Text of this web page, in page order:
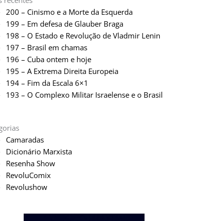
200 – Cinismo e a Morte da Esquerda
199 – Em defesa de Glauber Braga
198 – O Estado e Revolução de Vladmir Lenin
197 – Brasil em chamas
196 – Cuba ontem e hoje
195 – A Extrema Direita Europeia
194 – Fim da Escala 6×1
193 – O Complexo Militar Israelense e o Brasil
Camaradas
Dicionário Marxista
Resenha Show
RevoluComix
Revolushow